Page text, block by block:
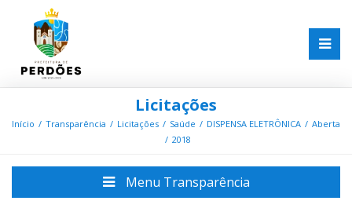
Licitações
Início Transparência Licitações Saúde DISPENSA ELETRÔNICA
Aberta
2018
Menu Transparência